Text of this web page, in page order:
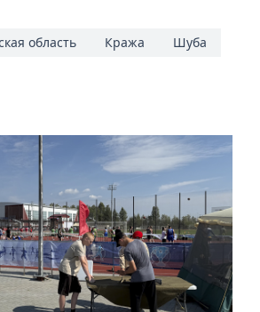
область Кража Шуба